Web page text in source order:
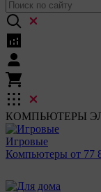
КОМПЬЮТЕРЫ
Игровые
Компьютеры от 77